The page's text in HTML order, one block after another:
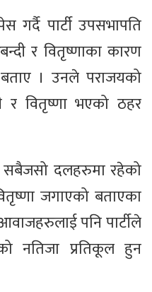
गर्दै पार्टी उपसभापति
र वितृष्णाका कारण
बताए । उनले पराजयको
र वितृष्णा भएको ठहर
सबैजसो दलहरुमा रहेको
जगाएको बताएका
पनि पार्टीले
नतिजा प्रतिकूल हुन